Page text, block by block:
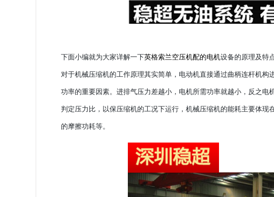
下面小编就为大家详解一下英格索兰空压机配的电机设备的原理及特
对于机械压缩机的工作原理其实简单，电动机直接通过曲柄连杆机构
功率的重要因素。进排气压力差越小，电机所需功率就越小，反之电
判定压力比，以保压缩机的工况下运行，机械压缩机的能耗主要体
的摩擦功耗等。